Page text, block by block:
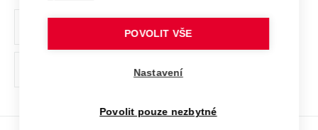
Ochrana osobních údajů
odkaz)
POVOLIT VŠE
Nastavení
Povolit pouze nezbytné